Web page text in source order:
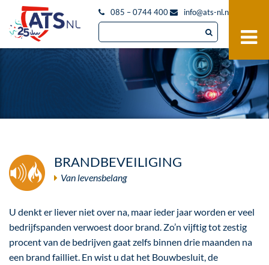
085 – 0744 400 info@ats-nl.nl
BRANDBEVEILIGING
Van levensbelang
U denkt er liever niet over na, maar ieder jaar worden er veel
bedrijfspanden verwoest door brand. Zo’n vijftig tot zestig
procent van de bedrijven gaat zelfs binnen drie maanden na
een brand failliet. En wist u dat het Bouwbesluit, de